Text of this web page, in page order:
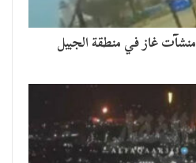
غاز في منطقة الجبيل